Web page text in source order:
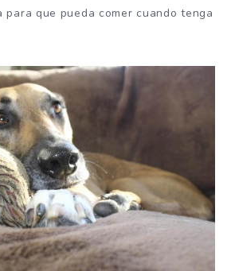
para que pueda comer cuando tenga